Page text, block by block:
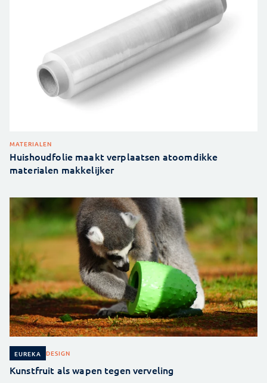
MATERIALEN
Huishoudfolie maakt verplaatsen atoomdikke
materialen makkelijker
EUREKA DESIGN
Kunstfruit als wapen tegen verveling